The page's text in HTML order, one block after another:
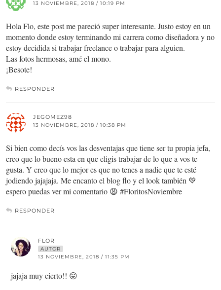
13 NOVIEMBRE, 2018 / 10:19 PM
Hola Flo, este post me pareció super interesante. Justo estoy en un
momento donde estoy terminando mi carrera como diseñadora y no
estoy decidida si trabajar freelance o trabajar para alguien.
Las fotos hermosas, amé el mono.
¡Besote!
RESPONDER
JEGOMEZ98
13 NOVIEMBRE, 2018 / 10:38 PM
Si bien como decís vos las desventajas que tiene ser tu propia jefa,
creo que lo bueno esta en que eligis trabajar de lo que a vos te
gusta. Y creo que lo mejor es que no tenes a nadie que te esté
jodiendo jajajaja. Me encanto el blog flo y el look también 💚
espero puedas ver mi comentario 😩 #FloritosNoviembre
RESPONDER
FLOR
AUTOR
13 NOVIEMBRE, 2018 / 11:35 PM
jajaja muy cierto!! 😛